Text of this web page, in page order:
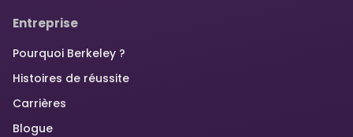
Entreprise
Pourquoi Berkeley ?
Histoires de réussite
Carrières
Blogue